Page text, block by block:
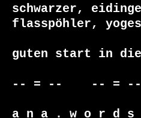
schwarzer,
flasspöhler,
guten start in die
-- = --    -- =
a n a . w o r d s